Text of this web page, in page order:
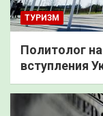
ТУРИЗМ
Политолог
вступления